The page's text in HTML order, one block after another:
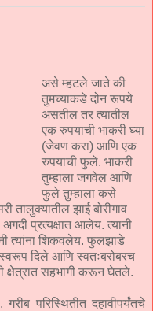
असे म्हटले जाते की
तुमच्याकडे दोन रूपये
असतील तर त्यातील
एक रुपयाची भाकरी घ्या
(जेवण करा) आणि एक
रुपयाची फुले. भाकरी
तुम्हाला जगवेल आणि
फुले तुम्हाला कसे
तालुक्यातील झाई बोरीगाव
प्रत्यक्षात आलेय. त्यानी
त्यांना शिकवलेय. फुलझाडे
स्वरूप दिले आणि स्वतःबरोबरच
क्षेत्रात सहभागी करून घेतले.
परिस्थितीत दहावीपर्यंतचे